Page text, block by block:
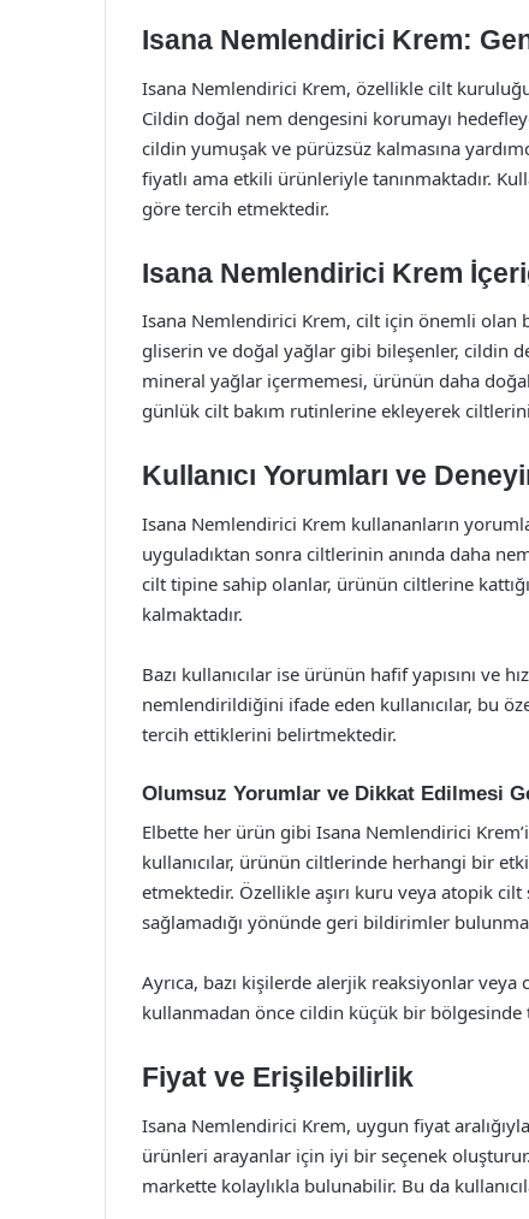
Isana Nemlendirici Krem:
Isana Nemlendirici Krem, özellikle cilt
Cildin doğal nem dengesini korumayı
cildin yumuşak ve pürüzsüz kalmasına
fiyatlı ama etkili ürünleriyle tanınmaktadır.
göre tercih etmektedir.
Isana Nemlendirici Krem
Isana Nemlendirici Krem, cilt için önemli olan
gliserin ve doğal yağlar gibi bileşenler, cildin
mineral yağlar içermemesi, ürünün daha doğal
günlük cilt bakım rutinlerine ekleyerek
Kullanıcı Yorumları ve
Isana Nemlendirici Krem kullananların
uyguladıktan sonra ciltlerinin anında daha
cilt tipine sahip olanlar, ürünün ciltlerine
kalmaktadır.
Bazı kullanıcılar ise ürünün hafif yapısını ve
nemlendirildiğini ifade eden kullanıcılar, bu
tercih ettiklerini belirtmektedir.
Olumsuz Yorumlar ve Dikkat Edilmesi
Elbette her ürün gibi Isana Nemlendirici
kullanıcılar, ürünün ciltlerinde herhangi bir
etmektedir. Özellikle aşırı kuru veya atopik
sağlamadığı yönünde geri bildirimler
Ayrıca, bazı kişilerde alerjik reaksiyonlar
kullanmadan önce cildin küçük bir
Fiyat ve Erişilebilirlik
Isana Nemlendirici Krem, uygun fiyat
ürünleri arayanlar için iyi bir seçenek
markette kolaylıkla bulunabilir. Bu da